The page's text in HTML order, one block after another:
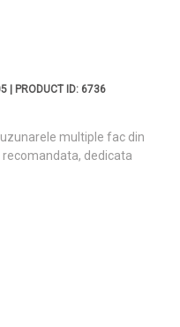
| PRODUCT ID: 6736
multiple fac din
dedicata